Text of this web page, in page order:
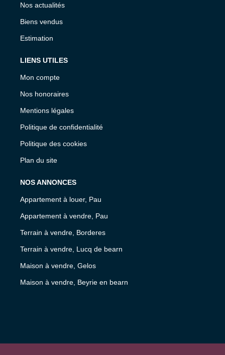
Nos actualités
Biens vendus
Estimation
LIENS UTILES
Mon compte
Nos honoraires
Mentions légales
Politique de confidentialité
Politique des cookies
Plan du site
NOS ANNONCES
Appartement à louer, Pau
Appartement à vendre, Pau
Terrain à vendre, Borderes
Terrain à vendre, Lucq de bearn
Maison à vendre, Gelos
Maison à vendre, Beyrie en bearn